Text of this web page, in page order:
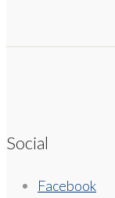
Social
Facebook